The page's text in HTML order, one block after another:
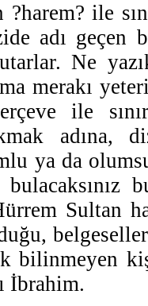
?harem? ile
adı geçen
Ne
merakı
ile
adına,
ya da
Sultan
bilinmeyen
İbrahim.